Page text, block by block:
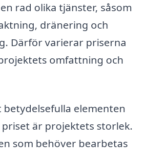
rad olika tjänster, såsom
dränering och
Därför varierar priserna
omfattning och
betydelsefulla elementen
är projektets storlek.
som behöver bearbetas